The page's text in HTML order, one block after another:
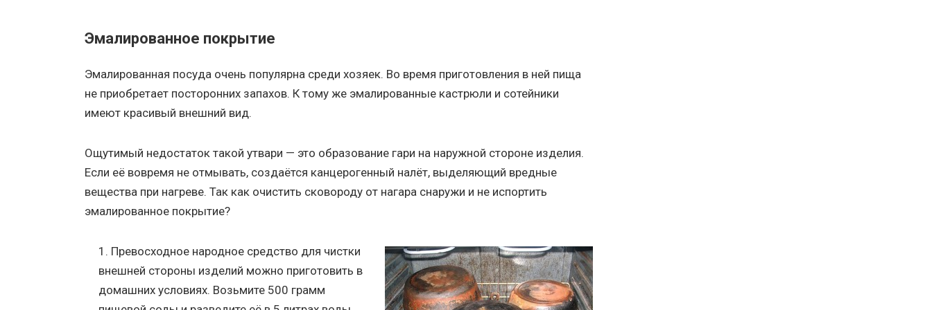
Эмалированное покрытие
Эмалированная посуда очень популярна среди хозяек. Во время приготовления в ней пища
не приобретает посторонних запахов. К тому же эмалированные кастрюли и сотейники
имеют красивый внешний вид.
Ощутимый недостаток такой утвари — это образование гари на наружной стороне изделия.
Если её вовремя не отмывать, создаётся канцерогенный налёт, выделяющий вредные
вещества при нагреве. Так как очистить сковороду от нагара снаружи и не испортить
эмалированное покрытие?
Превосходное народное средство для чистки
внешней стороны изделий можно приготовить в
домашних условиях. Возьмите 500 грамм